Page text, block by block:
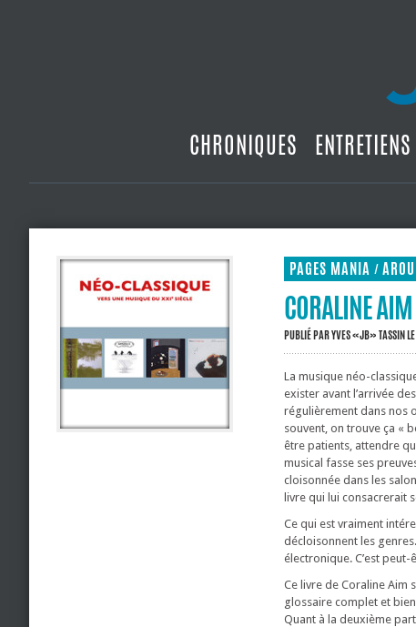
CHRONIQUES ENTRETIENS
PAGES MANIA /
CORALINE
PUBLIÉ PARYVES «JB» TASSIN
La musique néo-
exister avant l’arrivée
régulièrement dans nos
souvent, on trouve ça «
être patients, attendre
musical fasse ses
cloisonnée dans les
livre qui lui consacrerait
Ce qui est vraiment
décloisonnent les
électronique. C’est
Ce livre de Coraline Aim
glossaire complet et
Quant à la deuxième